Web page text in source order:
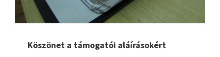
Köszönet a támogatói aláírásokért